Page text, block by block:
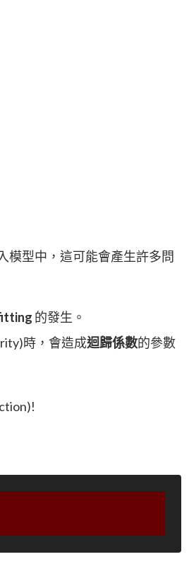
模型中，這可能會產生許多問
的發生。
時，會造成迴歸係數的參數